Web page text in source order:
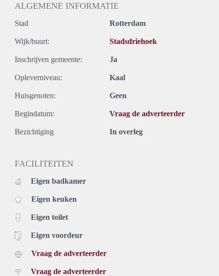
ALGEMENE INFORMATIE
Stad Rotterdam
Wijk/buurt: Stadsdriehoek
Inschrijven gemeente: Ja
Opleverniveau: Kaal
Huisgenoten: Geen
Begindatum: Vraag de adverteerder
Bezichtiging In overleg
FACILITEITEN
Eigen badkamer
Eigen keuken
Eigen toilet
Eigen voordeur
Vraag de adverteerder
Vraag de adverteerder